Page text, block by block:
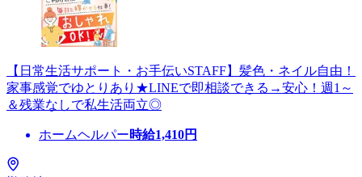
【日常生活サポート・お手伝いSTAFF】髪色・ネイル自由！
家事感覚でゆとりあり★LINEで即相談できる→安心！週1～
＆残業なしで私生活両立◎
ホームヘルパー時給1,410円